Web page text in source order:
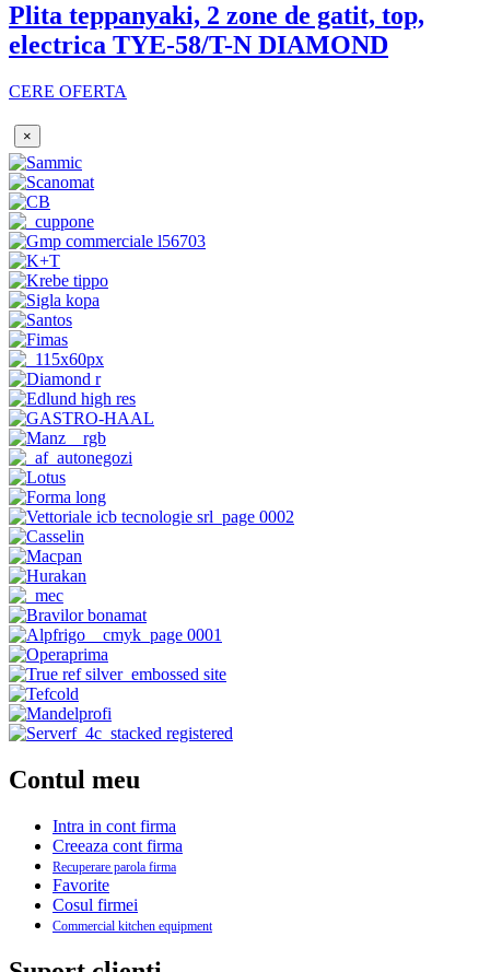
Plita teppanyaki, 2 zone de gatit, top,
electrica TYE-58/T-N DIAMOND
CERE OFERTA
×
Contul meu
Intra in cont firma
Creeaza cont firma
Recuperare parola firma
Favorite
Cosul firmei
Commercial kitchen equipment